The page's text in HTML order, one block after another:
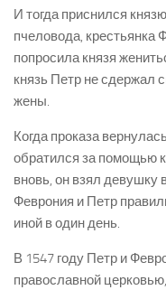
И тогда приснился
пчеловода, крестьянка
попросила князя
князь Петр не сдержал
жены.
Когда проказа
обратился за помощью к
вновь, он взял
Феврония и Петр
иной в один день.
В 1547 году Петр и
православной